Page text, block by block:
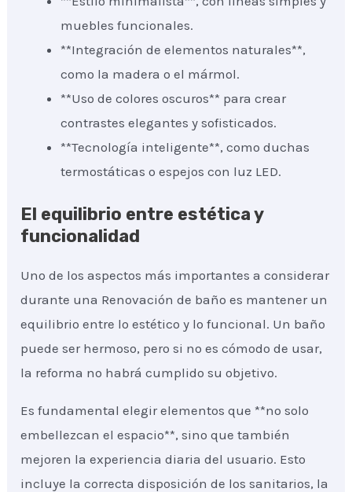
muebles funcionales.
**Integración de elementos naturales**,
como la madera o el mármol.
**Uso de colores oscuros** para crear
contrastes elegantes y sofisticados.
**Tecnología inteligente**, como duchas
termostáticas o espejos con luz LED.
El equilibrio entre estética y
funcionalidad
Uno de los aspectos más importantes a considerar
durante una Renovación de baño es mantener un
equilibrio entre lo estético y lo funcional. Un baño
puede ser hermoso, pero si no es cómodo de usar,
la reforma no habrá cumplido su objetivo.
Es fundamental elegir elementos que **no solo
embellezcan el espacio**, sino que también
mejoren la experiencia diaria del usuario. Esto
incluye la correcta disposición de los sanitarios, la